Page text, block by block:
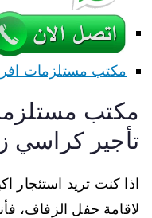
مكتب مستلزمات
مكتب
تأجير كراسي
اذا كنت تريد استئجار
لاقامة حفل الزفاف،